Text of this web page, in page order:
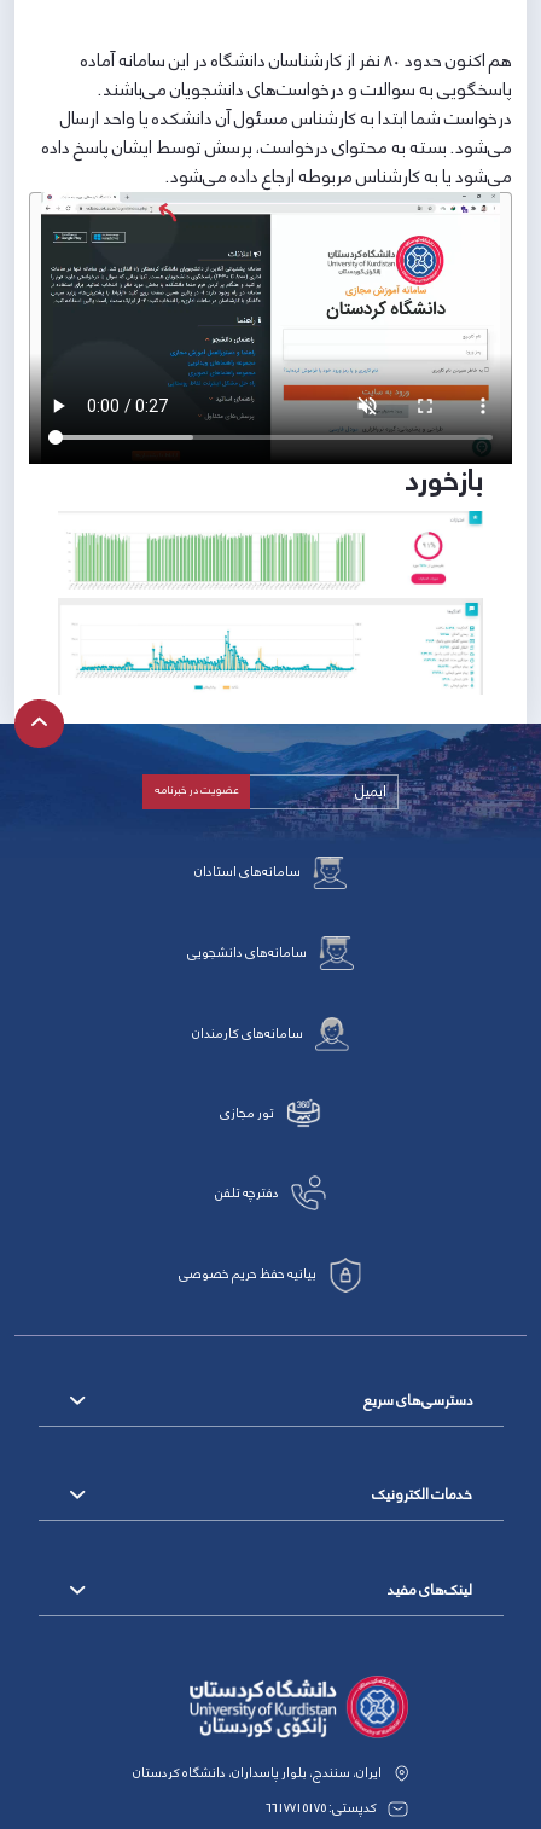
هم اکنون حدود ۸۰ نفر از کارشناسان دانشگاه در این سامانه آماده
پاسخگویی به سوالات و درخواست‌های دانشجویان می‌باشند.
درخواست شما ابتدا به کارشناس مسئول آن دانشکده یا واحد ارسال
می‌شود. بسته به محتوای درخواست، پرسش توسط ایشان پاسخ داده
می‌شود یا به کارشناس مربوطه ارجاع داده می‌شود.
بازخورد
سامانه‌های استادان
سامانه‌های دانشجویی
سامانه‌های کارمندان
تور مجازی
دفترچه تلفن
بیانیه حفظ حریم خصوصی
دسترسی‌های سریع
خدمات الکترونیک
لینک‌های مفید
ایران، سنندج، بلوار پاسداران، دانشگاه کردستان
کدپستی: 6617715175